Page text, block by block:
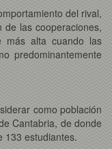
del rival,
las cooperaciones,
más alta cuando las
predominantemente
como población
Cantabria, de donde
133 estudiantes.